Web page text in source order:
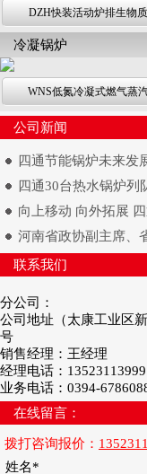
DZH快装活动炉排生物
冷凝锅炉
WNS低氮冷凝式燃气蒸
公司新闻
四通节能锅炉未来发
四通30台热水锅炉列
向上移动 向外拓展
河南省政协副主席、
联系我们
分公司：
公司地址（太康工业区
号
销售经理：王经理
经理电话：13523113999
业务电话：0394-
在线留言：
拨打咨询报价：
姓名*